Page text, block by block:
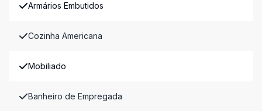
Armários Embutidos
Cozinha Americana
Mobiliado
Banheiro de Empregada